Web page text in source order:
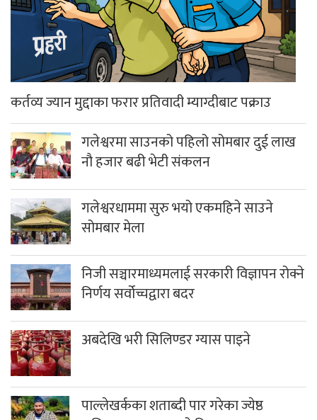
कर्तव्य ज्यान मुद्दाका फरार प्रतिवादी म्याग्दीबाट पक्राउ
गलेश्वरमा साउनको पहिलो सोमबार दुई लाख
नौ हजार बढी भेटी संकलन
गलेश्वरधाममा सुरु भयो एकमहिने साउने
सोमबार मेला
निजी सञ्चारमाध्यमलाई सरकारी विज्ञापन रोक्ने
निर्णय सर्वोच्चद्वारा बदर
अबदेखि भरी सिलिण्डर ग्यास पाइने
पाल्लेखर्कका शताब्दी पार गरेका ज्येष्ठ